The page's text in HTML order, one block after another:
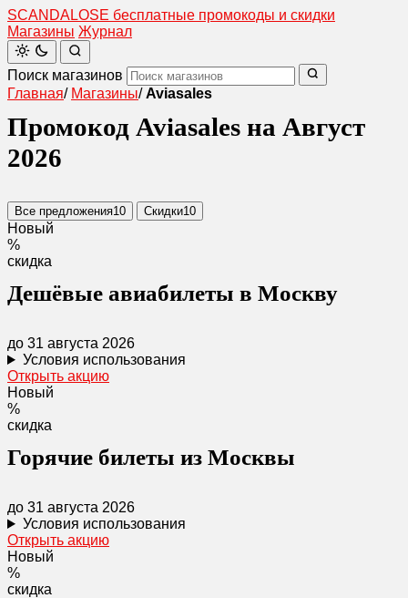
SCANDALOSE бесплатные промокоды и скидки
Магазины Журнал
Поиск магазинов
Главная/ Магазины/ Aviasales
Промокод Aviasales на Август
2026
Все предложения10 Скидки10
Новый
%
скидка
Дешёвые авиабилеты в Москву
до 31 августа 2026
Условия использования
Открыть акцию
Новый
%
скидка
Горячие билеты из Москвы
до 31 августа 2026
Условия использования
Открыть акцию
Новый
%
скидка